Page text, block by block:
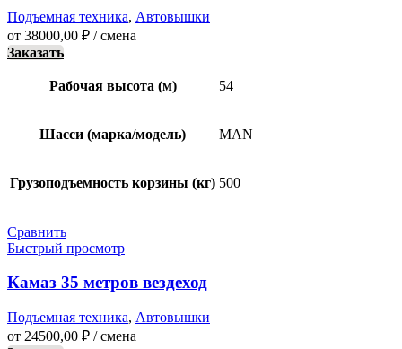
Подъемная техника, Автовышки
от 38000,00 ₽ / смена
Заказать
Рабочая высота (м) 54
Шасси (марка/модель) MAN
Грузоподъемность корзины (кг) 500
Сравнить
Быстрый просмотр
Камаз 35 метров вездеход
Подъемная техника, Автовышки
от 24500,00 ₽ / смена